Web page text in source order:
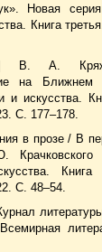
Новая
Книга
В. А.
на Ближнем
и искусства.
С. 177–178.
в прозе / В
Книга
С. 48–54.